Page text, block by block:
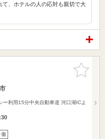
、ホテルの人の応対も親切で大
お気に入
りに追加
ー利用15分中央自動車道 河口湖ICよ
傷